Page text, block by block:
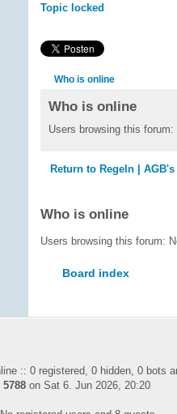
Topic locked
Who is online
Who is online
Users browsing this
Return to Regeln | AGB's
Who is online
Users browsing this forum:
Board index
:: 0 registered, 0 hidden, 0 bots
5788 on Sat 6. Jun 2026, 20:20